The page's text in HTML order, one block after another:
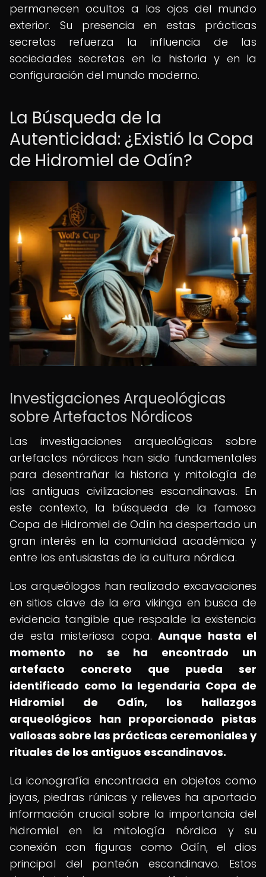
permanecen ocultos a los ojos del mundo
exterior. Su presencia en estas prácticas
secretas refuerza la influencia de las
sociedades secretas en la historia y en la
configuración del mundo moderno.
La Búsqueda de la
Autenticidad: ¿Existió la Copa
de Hidromiel de Odín?
Investigaciones Arqueológicas
sobre Artefactos Nórdicos
Las investigaciones arqueológicas sobre
artefactos nórdicos han sido fundamentales
para desentrañar la historia y mitología de
las antiguas civilizaciones escandinavas. En
este contexto, la búsqueda de la famosa
Copa de Hidromiel de Odín ha despertado un
gran interés en la comunidad académica y
entre los entusiastas de la cultura nórdica.
Los arqueólogos han realizado excavaciones
en sitios clave de la era vikinga en busca de
evidencia tangible que respalde la existencia
de esta misteriosa copa. Aunque hasta el
momento no se ha encontrado un
artefacto concreto que pueda ser
identificado como la legendaria Copa de
Hidromiel de Odín, los hallazgos
arqueológicos han proporcionado pistas
valiosas sobre las prácticas ceremoniales y
rituales de los antiguos escandinavos.
La iconografía encontrada en objetos como
joyas, piedras rúnicas y relieves ha aportado
información crucial sobre la importancia del
hidromiel en la mitología nórdica y su
conexión con figuras como Odín, el dios
principal del panteón escandinavo. Estos